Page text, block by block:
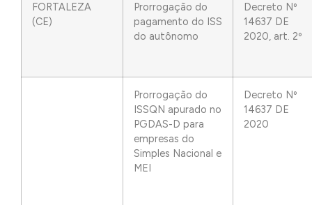
FORTALEZA
(CE)
Prorrogação do
pagamento do ISS
do autônomo
Decreto Nº
14637 DE
2020, art. 2º
Prorrogação do
ISSQN apurado no
PGDAS-D para
empresas do
Simples Nacional e
MEI
Decreto Nº
14637 DE
2020